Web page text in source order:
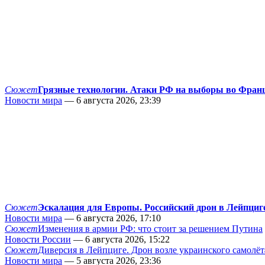
СюжетГрязные технологии. Атаки РФ на выборы во
Новости мира — 6 августа 2026, 23:39
СюжетЭскалация для Европы. Российский дрон в
Новости мира — 6 августа 2026, 17:10
СюжетИзменения в армии РФ: что стоит за решением Путина
Новости России — 6 августа 2026, 15:22
СюжетДиверсия в Лейпциге. Дрон возле украинского
Новости мира — 5 августа 2026, 23:36